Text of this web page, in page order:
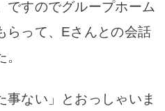
ですのでグループホーム
らって、Eさんとの会話
ない」とおっしゃいま